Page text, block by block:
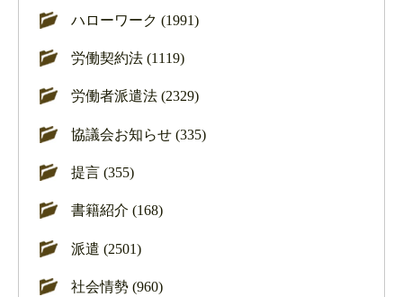
ハローワーク (1991)
労働契約法 (1119)
労働者派遣法 (2329)
協議会お知らせ (335)
提言 (355)
書籍紹介 (168)
派遣 (2501)
社会情勢 (960)